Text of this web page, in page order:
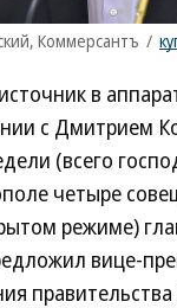
Коммерсантъ /
в
с Дмитрием
(всего
четыре
режиме)
вице-